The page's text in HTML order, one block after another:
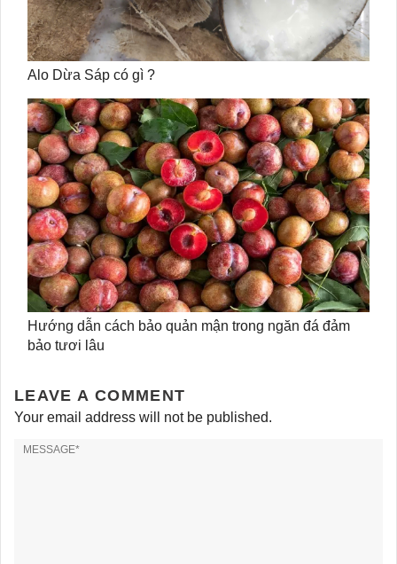
Alo Dừa Sáp có gì ?
Hướng dẫn cách bảo quản mận trong ngăn đá đảm
bảo tươi lâu
LEAVE A COMMENT
Your email address will not be published.